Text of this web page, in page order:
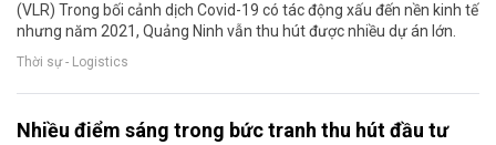
(VLR) Trong bối cảnh dịch Covid-19 có tác động xấu đến nền kinh tế
nhưng năm 2021, Quảng Ninh vẫn thu hút được nhiều dự án lớn.
Thời sự - Logistics
Nhiều điểm sáng trong bức tranh thu hút đầu tư